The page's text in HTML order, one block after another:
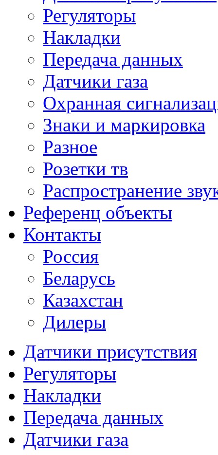
Регуляторы
Накладки
Передача данных
Датчики газа
Охранная
Знаки и маркировка
Разное
Розетки тв
Распространение
Референц объекты
Контакты
Россия
Беларусь
Казахстан
Дилеры
Датчики присутствия
Регуляторы
Накладки
Передача данных
Датчики газа